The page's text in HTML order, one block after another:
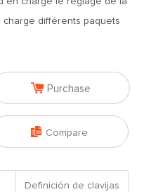
différents paquets
 Purchase
 Compare
Definición de clavijas